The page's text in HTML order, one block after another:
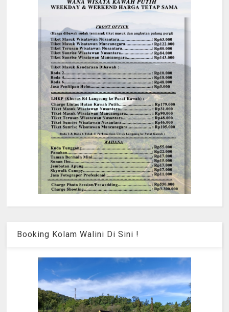
Booking Kolam Walini Di Sini !